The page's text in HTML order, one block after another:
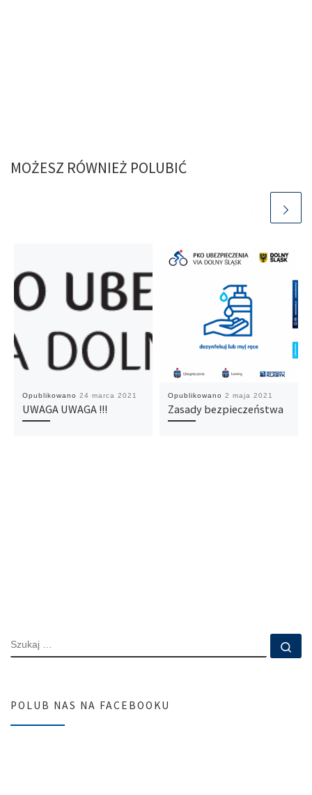
MOŻESZ RÓWNIEŻ POLUBIĆ
Opublikowano 24 marca 2021
UWAGA UWAGA !!!
Opublikowano 2 maja 2021
Zasady bezpieczeństwa
SZUKAJ
POLUB NAS NA FACEBOOKU